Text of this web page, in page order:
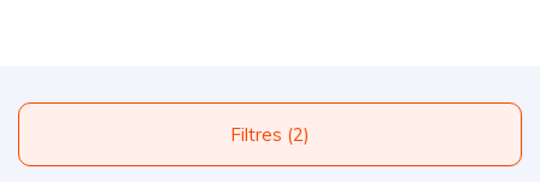
Filtres (2)